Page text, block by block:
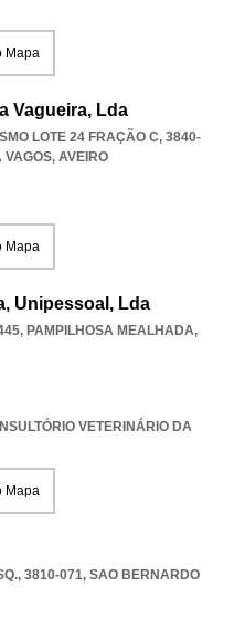
Mapa
Vagueira, Lda
LOTE 24 FRAÇÃO C, 3840-
VAGOS, AVEIRO
Mapa
Unipessoal, Lda
, PAMPILHOSA MEALHADA,
VETERINÁRIO DA
Mapa
3810-071, SAO BERNARDO